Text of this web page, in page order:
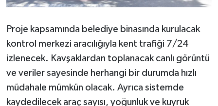
Proje kapsamında belediye binasında kurulacak
kontrol merkezi aracılığıyla kent trafiği 7/24
izlenecek. Kavşaklardan toplanacak canlı görüntü
ve veriler sayesinde herhangi bir durumda hızlı
müdahale mümkün olacak. Ayrıca sistemde
kaydedilecek araç sayısı, yoğunluk ve kuyruk